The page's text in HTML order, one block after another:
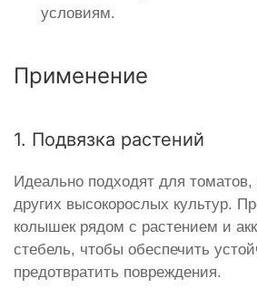
условиям.
Применение
1. Подвязка растений
Идеально подходят для томатов,
других высокорослых культур.
колышек рядом с растением и
стебель, чтобы обеспечить
предотвратить повреждения.